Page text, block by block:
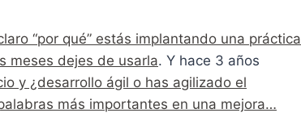
“por qué” estás implantando una práctica
meses dejes de usarla. Y hace 3 años
y ¿desarrollo ágil o has agilizado el
más importantes en una mejora…